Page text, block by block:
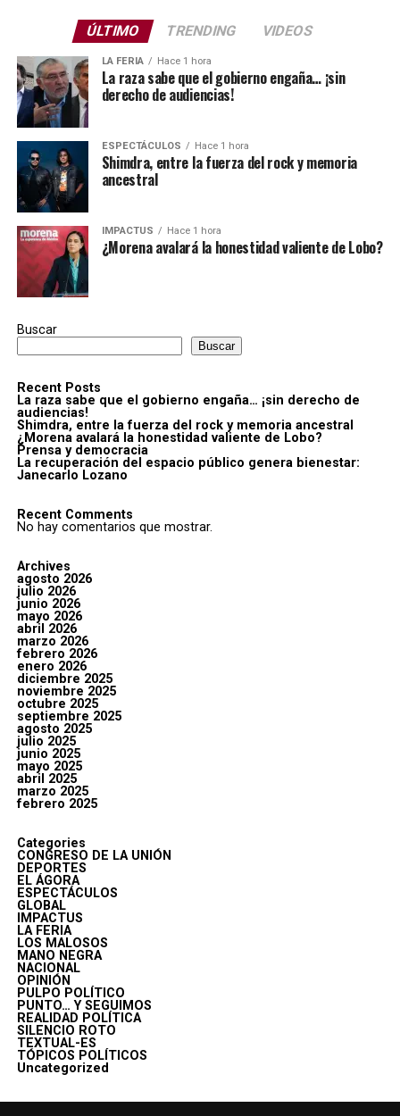
ÚLTIMO TRENDING VIDEOS
LA FERIA Hace 1 hora
La raza sabe que el gobierno engaña… ¡sin
derecho de audiencias!
ESPECTÁCULOS Hace 1 hora
Shimdra, entre la fuerza del rock y memoria
ancestral
IMPACTUS Hace 1 hora
¿Morena avalará la honestidad valiente de Lobo?
Buscar
Buscar
Recent Posts
La raza sabe que el gobierno engaña… ¡sin derecho de
audiencias!
Shimdra, entre la fuerza del rock y memoria ancestral
¿Morena avalará la honestidad valiente de Lobo?
Prensa y democracia
La recuperación del espacio público genera bienestar:
Janecarlo Lozano
Recent Comments
No hay comentarios que mostrar.
Archives
agosto 2026
julio 2026
junio 2026
mayo 2026
abril 2026
marzo 2026
febrero 2026
enero 2026
diciembre 2025
noviembre 2025
octubre 2025
septiembre 2025
agosto 2025
julio 2025
junio 2025
mayo 2025
abril 2025
marzo 2025
febrero 2025
Categories
CONGRESO DE LA UNIÓN
DEPORTES
EL ÁGORA
ESPECTÁCULOS
GLOBAL
IMPACTUS
LA FERIA
LOS MALOSOS
MANO NEGRA
NACIONAL
OPINIÓN
PULPO POLÍTICO
PUNTO… Y SEGUIMOS
REALIDAD POLÍTICA
SILENCIO ROTO
TEXTUAL-ES
TÓPICOS POLÍTICOS
Uncategorized